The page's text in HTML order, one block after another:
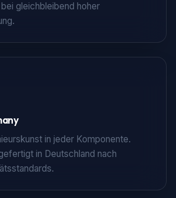
gleichbleibend hoher
in jeder Komponente.
in Deutschland nach